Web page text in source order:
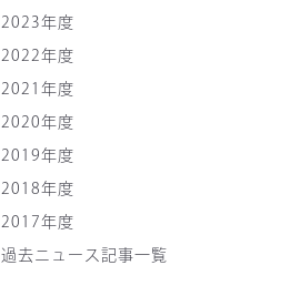
2023年度
2022年度
2021年度
2020年度
2019年度
2018年度
2017年度
過去ニュース記事一覧